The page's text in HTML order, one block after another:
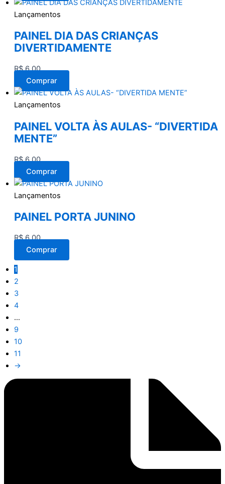
Lançamentos
PAINEL DIA DAS CRIANÇAS
DIVERTIDAMENTE
R$6,00
Comprar
Lançamentos
PAINEL VOLTA ÀS AULAS- “DIVERTIDA
MENTE”
R$6,00
Comprar
Lançamentos
PAINEL PORTA JUNINO
R$6,00
Comprar
1
2
3
4
…
9
10
11
→